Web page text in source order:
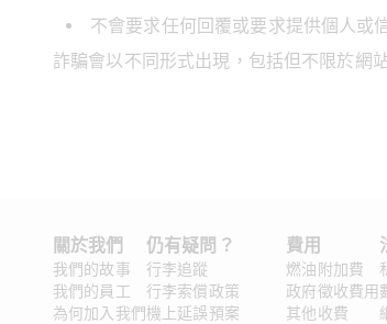
不會要求任何回覆或要求提供個人或
詐騙會以不同形式出現，包括但不限於網
關於我們
我們的故事
我們的員工
為何加入我們
仍有疑問？
行李追蹤
行李索償政策
機上延誤預案
費用
燃油附加費
政府徵收費用
其他收費